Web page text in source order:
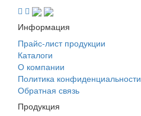
Информация
Прайс-лист продукции
Каталоги
О компании
Политика конфиденциальности
Обратная связь
Продукция